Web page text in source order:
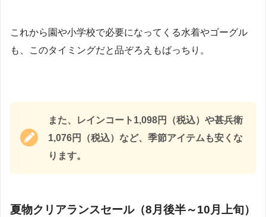
これから園や小学校で必要になってくる水着やゴーグル
も、このタイミングだと品ぞろえもばっちり。
また、レインコート1,098円（税込）や甚兵衛
1,076円（税込）など、季節アイテムも安くな
ります。
夏物クリアランスセール（8月後半～10月上旬）